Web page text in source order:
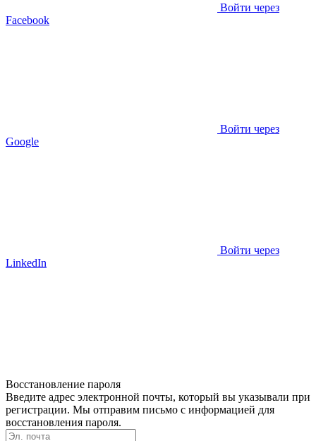
Войти через
Facebook
Войти через
Google
Войти через
LinkedIn
Восстановление пароля
Введите адрес электронной почты, который вы указывали при
регистрации. Мы отправим письмо с информацией для
восстановления пароля.